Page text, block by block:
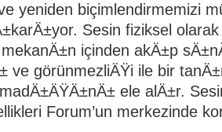
yeniden biçimlendirmemizi
Sesin fiziksel
içinden akÄ±p
ve görünmezliÄŸi ile bir
ele alÄ±r.
Forum’un merkezinde